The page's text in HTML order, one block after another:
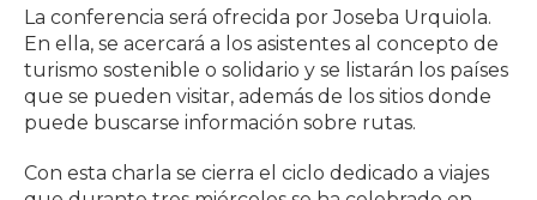
La conferencia será ofrecida por Joseba Urquiola.
En ella, se acercará a los asistentes al concepto de
turismo sostenible o solidario y se listarán los países
que se pueden visitar, además de los sitios donde
puede buscarse información sobre rutas.
Con esta charla se cierra el ciclo dedicado a viajes